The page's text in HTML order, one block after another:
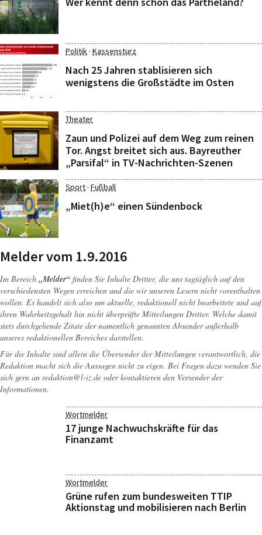
Politik· Kassensturz
Nach 25 Jahren stablisieren sich
wenigstens die Großstädte im Osten
Theater
Zaun und Polizei auf dem Weg zum reinen
Tor. Angst breitet sich aus. Bayreuther
„Parsifal“ in TV-Nachrichten-Szenen
Sport· Fußball
„Miet(h)e“ einen Sündenbock
Melder vom 1.9.2016
Im Bereich „Melder“ finden Sie Inhalte Dritter, die uns tagtäglich auf den
verschiedensten Wegen erreichen und die wir unseren Lesern nicht vorenthalten
wollen. Es handelt sich also um aktuelle, redaktionell nicht bearbeitete und auf
ihren Wahrheitsgehalt hin nicht überprüfte Mitteilungen Dritter. Welche damit
stets durchgehende Zitate der namentlich genannten Absender außerhalb
unseres redaktionellen Bereiches darstellen.
Für die Inhalte sind allein die Übersender der Mitteilungen verantwortlich, die
Redaktion macht sich die Aussagen nicht zu eigen. Bei Fragen dazu wenden Sie
sich gern an redaktion@l-iz.de oder kontaktieren den Versender der
Informationen.
Wortmelder
17 junge Nachwuchskräfte für das
Finanzamt
Wortmelder
Grüne rufen zum bundesweiten TTIP
Aktionstag und mobilisieren nach Berlin